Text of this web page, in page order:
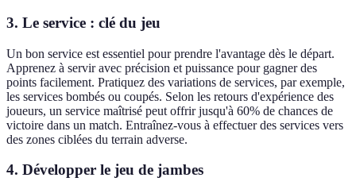
3. Le service : clé du jeu
Un bon service est essentiel pour prendre l'avantage dès le départ.
Apprenez à servir avec précision et puissance pour gagner des
points facilement. Pratiquez des variations de services, par exemple,
les services bombés ou coupés. Selon les retours d'expérience des
joueurs, un service maîtrisé peut offrir jusqu'à 60% de chances de
victoire dans un match. Entraînez-vous à effectuer des services vers
des zones ciblées du terrain adverse.
4. Développer le jeu de jambes